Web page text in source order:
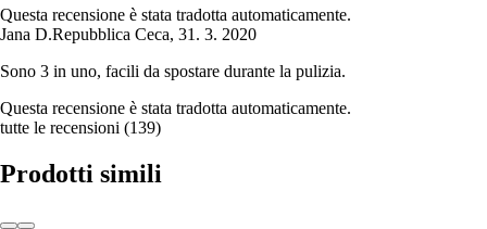
Questa recensione è stata tradotta automaticamente.
Jana D.Repubblica Ceca, 31. 3. 2020
Sono 3 in uno, facili da spostare durante la pulizia.
Questa recensione è stata tradotta automaticamente.
tutte le recensioni (139)
Prodotti simili